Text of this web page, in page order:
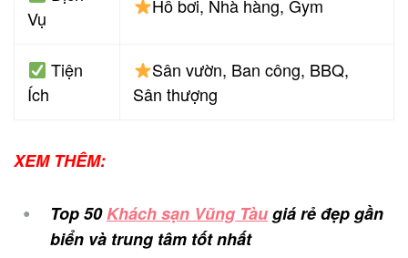
Vụ
Hồ bơi, Nhà hàng, Gym
Tiện
Ích
Sân vườn, Ban công, BBQ,
Sân thượng
XEM THÊM:
Top 50Khách sạn Vũng Tàugiá rẻ đẹp gần
biển và trung tâm tốt nhất